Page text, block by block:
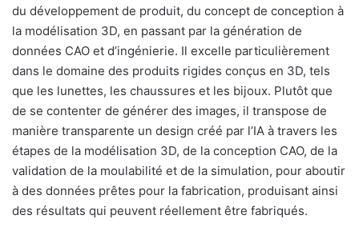
du développement de produit, du concept de conception à
la modélisation 3D, en passant par la génération de
données CAO et d’ingénierie. Il excelle particulièrement
dans le domaine des produits rigides conçus en 3D, tels
que les lunettes, les chaussures et les bijoux. Plutôt que
de se contenter de générer des images, il transpose de
manière transparente un design créé par l’IA à travers les
étapes de la modélisation 3D, de la conception CAO, de la
validation de la moulabilité et de la simulation, pour aboutir
à des données prêtes pour la fabrication, produisant ainsi
des résultats qui peuvent réellement être fabriqués.